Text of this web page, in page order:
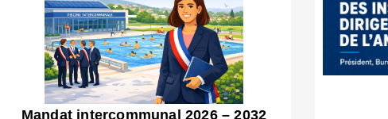
Mandat intercommunal 2026 – 2032